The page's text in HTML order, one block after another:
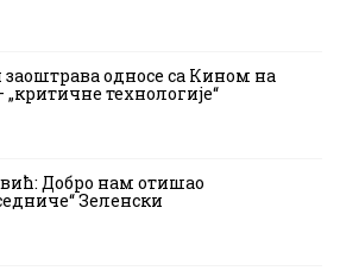
односе са Кином на
„критичне технологије“
Добро нам отишао
Зеленски